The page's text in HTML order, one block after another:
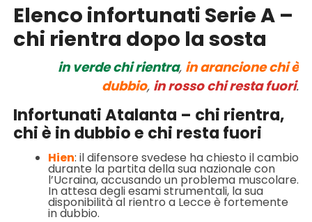
Elenco infortunati Serie A –
chi rientra dopo la sosta
in verde chi rientra, in arancione chi è
dubbio, in rosso chi resta fuori.
Infortunati Atalanta – chi rientra,
chi è in dubbio e chi resta fuori
Hien: il difensore svedese ha chiesto il cambio
durante la partita della sua nazionale con
l’Ucraina, accusando un problema muscolare.
In attesa degli esami strumentali, la sua
disponibilità al rientro a Lecce è fortemente
in dubbio.